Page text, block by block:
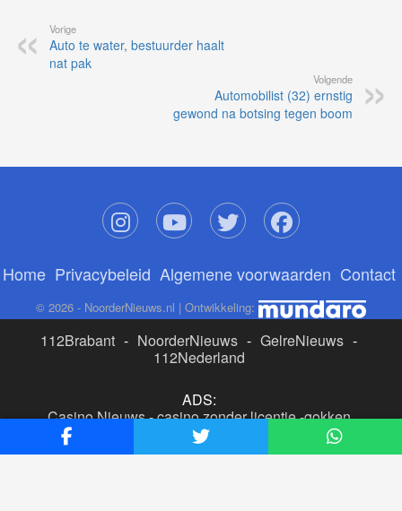
Vorige
Auto te water, bestuurder haalt
nat pak
Volgende
Automobilist (32) ernstig
gewond na botsing tegen boom
Home Privacybeleid Algemene voorwaarden Contact
© 2026 - NoorderNieuws.nl | Ontwikkeling:
112Brabant - NoorderNieuws - GelreNieuws -
112Nederland
ADS:
Casino Nieuws-casino zonder licentie-gokken
buitenlandse site
beste online casino nederland